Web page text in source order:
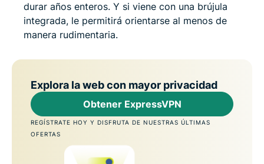
durar años enteros. Y si viene con una brújula
integrada, le permitirá orientarse al menos de
manera rudimentaria.
Explora la web con mayor privacidad
Obtener ExpressVPN
REGÍSTRATE HOY Y DISFRUTA DE NUESTRAS ÚLTIMAS
OFERTAS